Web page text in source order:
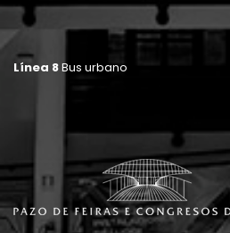
Línea 8Bus urbano